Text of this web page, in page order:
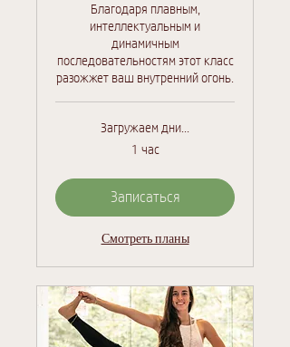
Благодаря плавным,
интеллектуальным и
динамичным
последовательностям этот класс
разожжет ваш внутренний огонь.
Загружаем дни...
1 час
Записаться
Смотреть планы